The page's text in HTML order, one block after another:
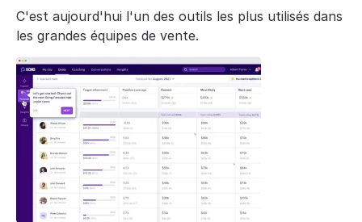
C'est aujourd'hui l'un des outils les plus utilisés dans
les grandes équipes de vente.